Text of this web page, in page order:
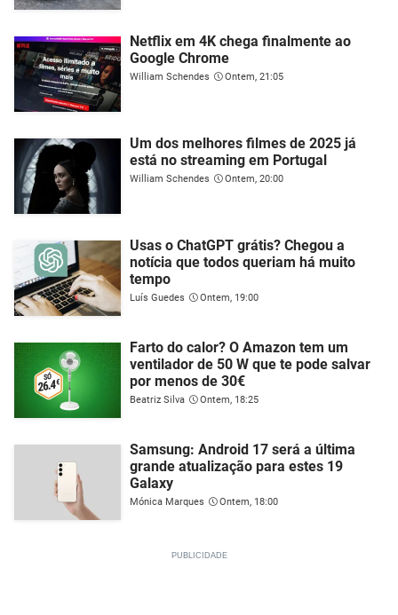
Netflix em 4K chega finalmente ao
Google Chrome
William Schendes Ontem, 21:05
Um dos melhores filmes de 2025 já
está no streaming em Portugal
William Schendes Ontem, 20:00
Usas o ChatGPT grátis? Chegou a
notícia que todos queriam há muito
tempo
Luís Guedes Ontem, 19:00
Farto do calor? O Amazon tem um
ventilador de 50 W que te pode salvar
por menos de 30€
Beatriz Silva Ontem, 18:25
Samsung: Android 17 será a última
grande atualização para estes 19
Galaxy
Mónica Marques Ontem, 18:00